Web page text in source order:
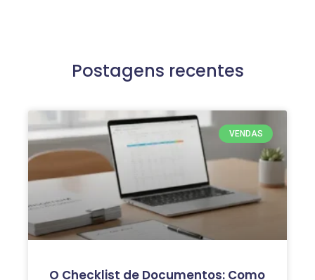
Postagens recentes
VENDAS
O Checklist de Documentos: Como